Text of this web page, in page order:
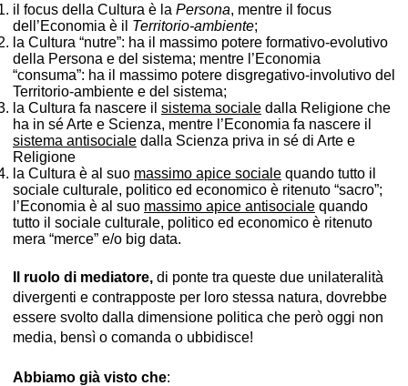
il focus della Cultura è la Persona, mentre il focus
dell’Economia è il Territorio-ambiente;
la Cultura “nutre”: ha il massimo potere formativo-evolutivo
della Persona e del sistema; mentre l’Economia
“consuma”: ha il massimo potere disgregativo-involutivo del
Territorio-ambiente e del sistema;
la Cultura fa nascere il sistema sociale dalla Religione che
ha in sé Arte e Scienza, mentre l’Economia fa nascere il
sistema antisociale dalla Scienza priva in sé di Arte e
Religione
la Cultura è al suo massimo apice sociale quando tutto il
sociale culturale, politico ed economico è ritenuto “sacro”;
l’Economia è al suo massimo apice antisociale quando
tutto il sociale culturale, politico ed economico è ritenuto
mera “merce” e/o big data.
Il ruolo di mediatore, di ponte tra queste due unilateralità
divergenti e contrapposte per loro stessa natura, dovrebbe
essere svolto dalla dimensione politica che però oggi non
media, bensì o comanda o ubbidisce!
Abbiamo già visto che: